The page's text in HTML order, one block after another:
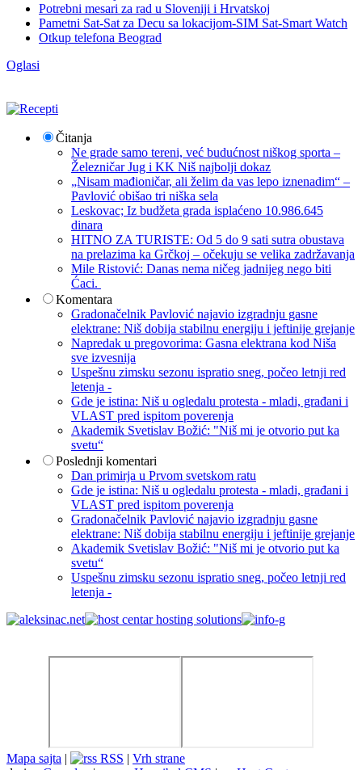
Potrebni mesari za rad u Sloveniji i Hrvatskoj
Pametni Sat-Sat za Decu sa lokacijom-SIM Sat-Smart Watch
Otkup telefona Beograd
Oglasi
Čitanja
Ne grade samo tereni, već budućnost niškog sporta –
Železničar Jug i KK Niš najbolji dokaz
„Nisam mađioničar, ali želim da vas lepo iznenadim“ –
Pavlović obišao tri niška sela
Leskovac; Iz budžeta grada isplaćeno 10.986.645
dinara
HITNO ZA TURISTE: Od 5 do 9 sati sutra obustava
na prelazima ka Grčkoj – očekuju se velika zadržavanja
Mile Ristović: Danas nema ničeg jadnijeg nego biti
Ćaci.
Komentara
Gradonačelnik Pavlović najavio izgradnju gasne
elektrane: Niš dobija stabilnu energiju i jeftinije grejanje
Napredak u pregovorima: Gasna elektrana kod Niša
sve izvesnija
Uspešnu zimsku sezonu ispratio sneg, počeo letnji red
letenja -
Gde je istina: Niš u ogledalu protesta - mladi, građani i
VLAST pred ispitom poverenja
Akademik Svetislav Božić: "Niš mi je otvorio put ka
svetu“
Poslednji komentari
Dan primirja u Prvom svetskom ratu
Gde je istina: Niš u ogledalu protesta - mladi, građani i
VLAST pred ispitom poverenja
Gradonačelnik Pavlović najavio izgradnju gasne
elektrane: Niš dobija stabilnu energiju i jeftinije grejanje
Akademik Svetislav Božić: "Niš mi je otvorio put ka
svetu“
Uspešnu zimsku sezonu ispratio sneg, počeo letnji red
letenja -
Mapa sajta | RSS | Vrh strane